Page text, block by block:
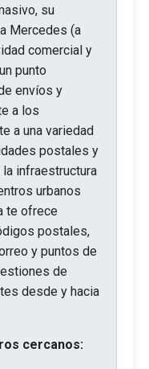
su
Mercedes (a
comercial y
punto
envíos y
a los
a una variedad
postales y
infraestructura
urbanos
te ofrece
postales,
y puntos de
de
desde y hacia
cercanos: